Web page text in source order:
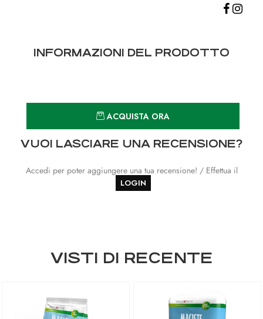
INFORMAZIONI DEL PRODOTTO
ACQUISTA ORA
VUOI LASCIARE UNA RECENSIONE?
Accedi per poter aggiungere una tua recensione! / Effettua il
LOGIN
VISTI DI RECENTE